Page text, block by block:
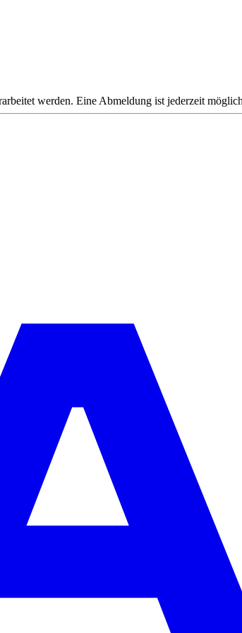
werden. Eine Abmeldung ist jederzeit